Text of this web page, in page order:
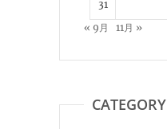
31
« 9月
11月 »
CATEGORY